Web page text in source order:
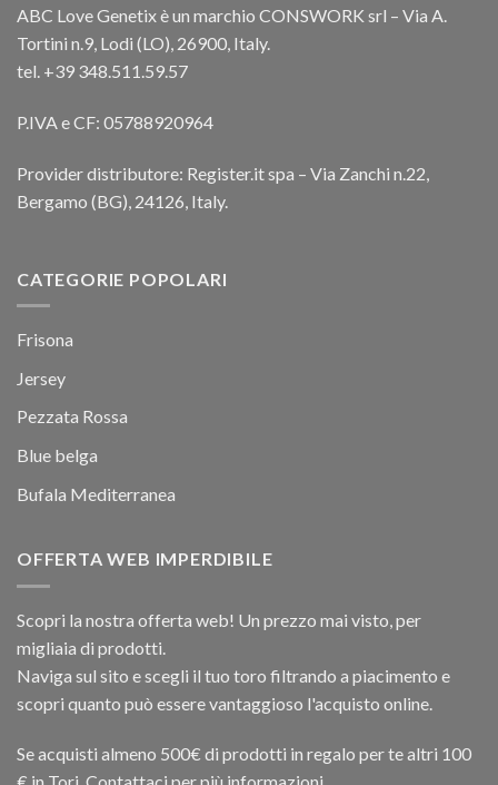
ABC Love Genetix è un marchio CONSWORK srl – Via A.
Tortini n.9, Lodi (LO), 26900, Italy.
tel. +39 348.511.59.57
P.IVA e CF: 05788920964
Provider distributore: Register.it spa – Via Zanchi n.22,
Bergamo (BG), 24126, Italy.
CATEGORIE POPOLARI
Frisona
Jersey
Pezzata Rossa
Blue belga
Bufala Mediterranea
OFFERTA WEB IMPERDIBILE
Scopri la nostra offerta web! Un prezzo mai visto, per
migliaia di prodotti.
Naviga sul sito e scegli il tuo toro filtrando a piacimento e
scopri quanto può essere vantaggioso l'acquisto online.
Se acquisti almeno 500€ di prodotti in regalo per te altri 100